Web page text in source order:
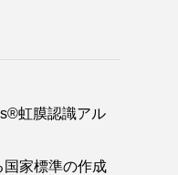
虹膜認識アル
家標準の作成